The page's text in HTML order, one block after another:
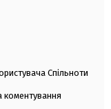
Спільноти
коментування